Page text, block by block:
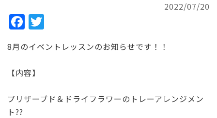
2022/07/20
F
a
c
e
b
o
it
8月のイベントレッスンのお知らせです！！
【内容】
プリザーブド＆ドライフラワーのトレーアレンジメン
ト??